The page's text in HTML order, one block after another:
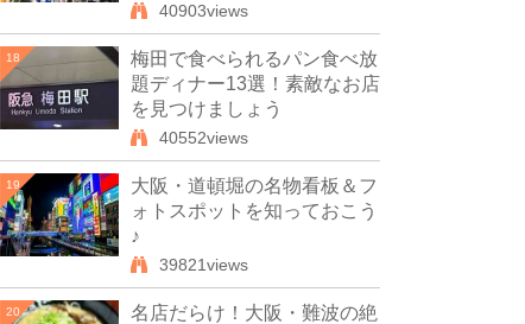
40903views
18
梅田で食べられるパン食べ放
題ディナー13選！素敵なお店
を見つけましょう
40552views
19
大阪・道頓堀の名物看板＆フ
ォトスポットを知っておこう
♪
39821views
20
名店だらけ！大阪・難波の絶